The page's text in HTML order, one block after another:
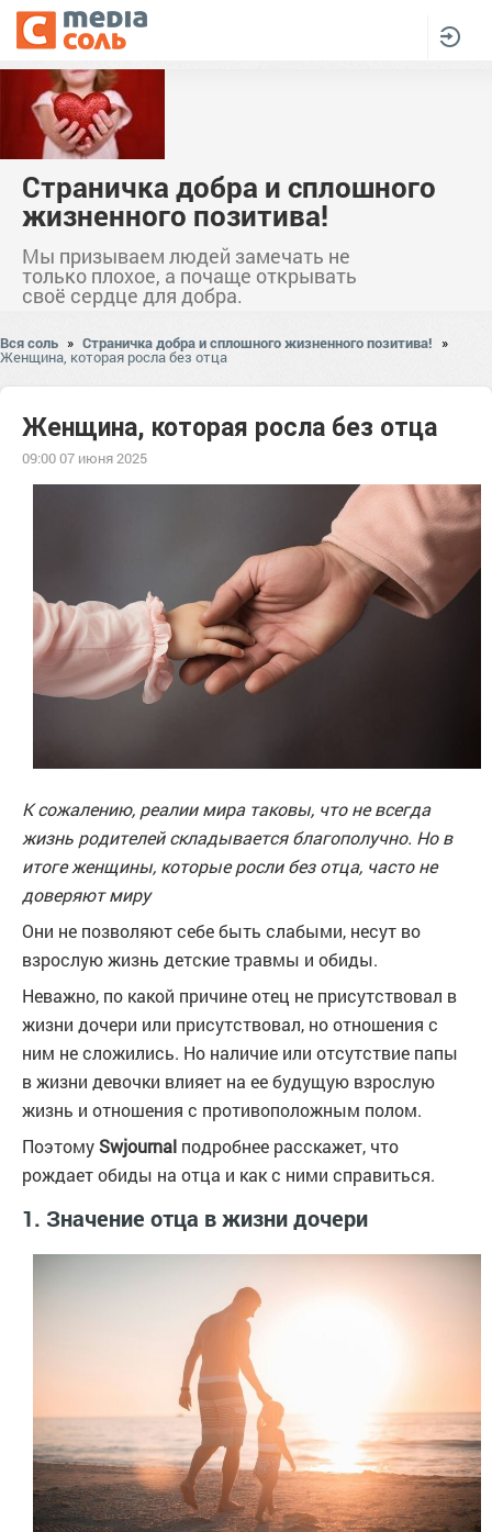
Страничка добра и сплошного
жизненного позитива!
Мы призываем людей замечать не
только плохое, а почаще открывать
своё сердце для добра.
Вся соль » Страничка добра и сплошного жизненного позитива! »
Женщина, которая росла без отца
Женщина, которая росла без отца
09:00 07 июня 2025
К сожалению, реалии мира таковы, что не всегда
жизнь родителей складывается благополучно. Но в
итоге женщины, которые росли без отца, часто не
доверяют миру
Они не позволяют себе быть слабыми, несут во
взрослую жизнь детские травмы и обиды.
Неважно, по какой причине отец не присутствовал в
жизни дочери или присутствовал, но отношения с
ним не сложились. Но наличие или отсутствие папы
в жизни девочки влияет на ее будущую взрослую
жизнь и отношения с противоположным полом.
ПоэтомуSwjournal подробнее расскажет, что
рождает обиды на отца и как с ними справиться.
1. Значение отца в жизни дочери